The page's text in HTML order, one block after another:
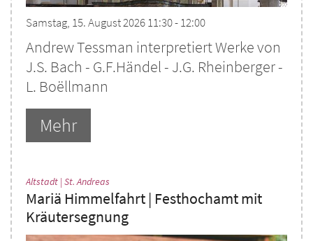
Samstag, 15. August 2026 11:30 - 12:00
Andrew Tessman interpretiert Werke von
J.S. Bach - G.F.Händel - J.G. Rheinberger -
L. Boëllmann
Mehr
Altstadt | St. Andreas
Mariä Himmelfahrt | Festhochamt mit
Kräutersegnung